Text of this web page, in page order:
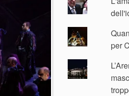
per